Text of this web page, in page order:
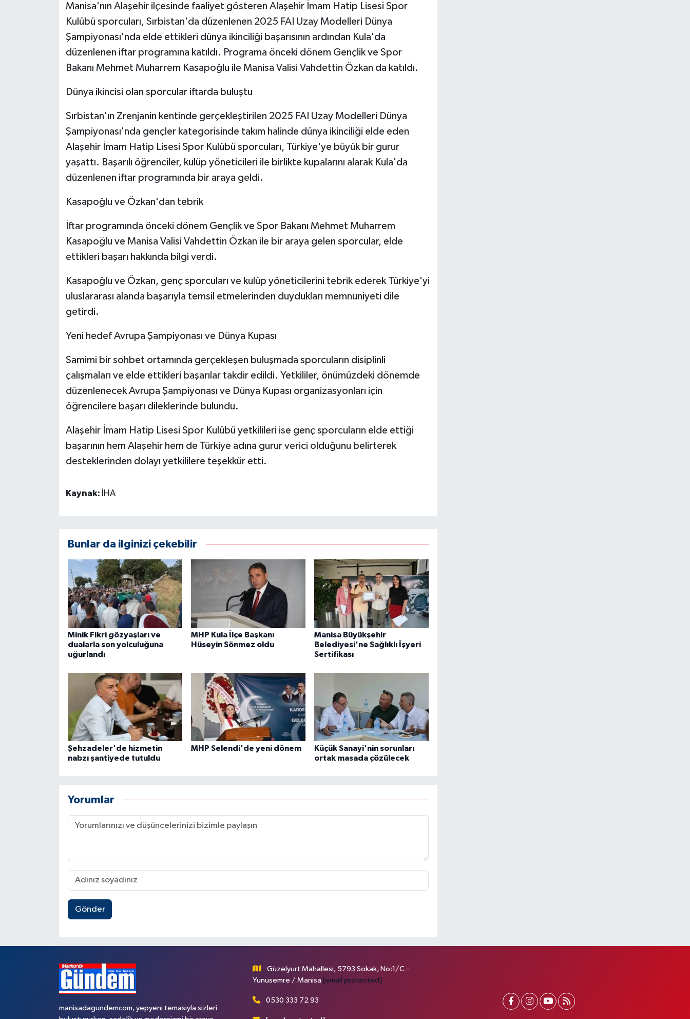
Manisa'nın Alaşehir ilçesinde faaliyet gösteren Alaşehir İmam Hatip Lisesi Spor
Kulübü sporcuları, Sırbistan'da düzenlenen 2025 FAI Uzay Modelleri Dünya
Şampiyonası'nda elde ettikleri dünya ikinciliği başarısının ardından Kula'da
düzenlenen iftar programına katıldı. Programa önceki dönem Gençlik ve Spor
Bakanı Mehmet Muharrem Kasapoğlu ile Manisa Valisi Vahdettin Özkan da katıldı.
Dünya ikincisi olan sporcular iftarda buluştu
Sırbistan'ın Zrenjanin kentinde gerçekleştirilen 2025 FAI Uzay Modelleri Dünya
Şampiyonası'nda gençler kategorisinde takım halinde dünya ikinciliği elde eden
Alaşehir İmam Hatip Lisesi Spor Kulübü sporcuları, Türkiye'ye büyük bir gurur
yaşattı. Başarılı öğrenciler, kulüp yöneticileri ile birlikte kupalarını alarak Kula'da
düzenlenen iftar programında bir araya geldi.
Kasapoğlu ve Özkan'dan tebrik
İftar programında önceki dönem Gençlik ve Spor Bakanı Mehmet Muharrem
Kasapoğlu ve Manisa Valisi Vahdettin Özkan ile bir araya gelen sporcular, elde
ettikleri başarı hakkında bilgi verdi.
Kasapoğlu ve Özkan, genç sporcuları ve kulüp yöneticilerini tebrik ederek Türkiye'yi
uluslararası alanda başarıyla temsil etmelerinden duydukları memnuniyeti dile
getirdi.
Yeni hedef Avrupa Şampiyonası ve Dünya Kupası
Samimi bir sohbet ortamında gerçekleşen buluşmada sporcuların disiplinli
çalışmaları ve elde ettikleri başarılar takdir edildi. Yetkililer, önümüzdeki dönemde
düzenlenecek Avrupa Şampiyonası ve Dünya Kupası organizasyonları için
öğrencilere başarı dileklerinde bulundu.
Alaşehir İmam Hatip Lisesi Spor Kulübü yetkilileri ise genç sporcuların elde ettiği
başarının hem Alaşehir hem de Türkiye adına gurur verici olduğunu belirterek
desteklerinden dolayı yetkililere teşekkür etti.
Kaynak: İHA
Bunlar da ilginizi çekebilir
Minik Fikri gözyaşları ve
dualarla son yolculuğuna
uğurlandı
MHP Kula İlçe Başkanı
Hüseyin Sönmez oldu
Manisa Büyükşehir
Belediyesi'ne Sağlıklı İşyeri
Sertifikası
Şehzadeler'de hizmetin
nabzı şantiyede tutuldu
MHP Selendi'de yeni dönem
Küçük Sanayi'nin sorunları
ortak masada çözülecek
Yorumlar
Gönder
manisadagundemcom, yepyeni temasıyla sizleri
Güzelyurt Mahallesi, 5793 Sokak, No:1/C -
Yunusemre / Manisa [email protected]
0530 333 72 93